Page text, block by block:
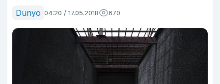
Dunyo 04:20 / 17.05.2018 670